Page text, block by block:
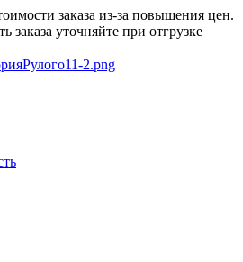
заказа из-за повышения цен.
заказа уточняйте при отгрузке